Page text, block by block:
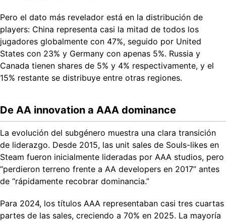
Pero el dato más revelador está en la distribución de
players: China representa casi la mitad de todos los
jugadores globalmente con 47%, seguido por United
States con 23% y Germany con apenas 5%. Russia y
Canada tienen shares de 5% y 4% respectivamente, y el
15% restante se distribuye entre otras regiones.
De AA innovation a AAA dominance
La evolución del subgénero muestra una clara transición
de liderazgo. Desde 2015, las unit sales de Souls-likes en
Steam fueron inicialmente lideradas por AAA studios, pero
“perdieron terreno frente a AA developers en 2017” antes
de “rápidamente recobrar dominancia.”
Para 2024, los títulos AAA representaban casi tres cuartas
partes de las sales, creciendo a 70% en 2025. La mayoría